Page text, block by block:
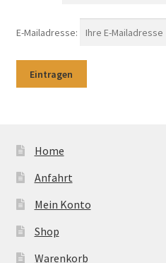
E-Mailadresse:
Home
Anfahrt
Mein Konto
Shop
Warenkorb